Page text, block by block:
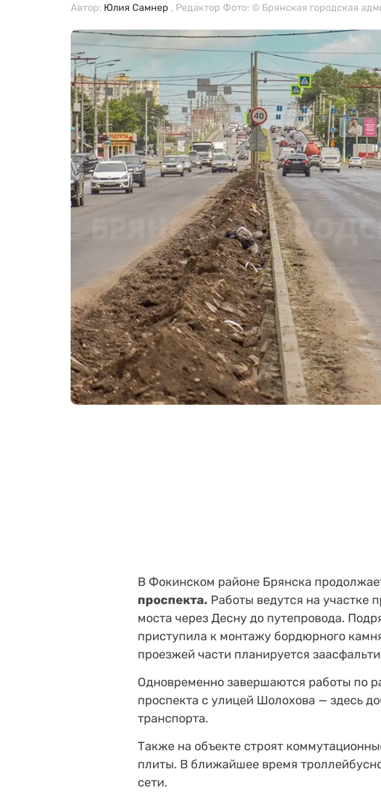
Автор: Юлия Самнер , Редактор Фото: © Брянская городская
В Фокинском районе Брянска
проспекта. Работы ведутся на участке
моста через Десну до путепровода.
приступила к монтажу бордюрного
проезжей части планируется
Одновременно завершаются работы по
проспекта с улицей Шолохова — здесь
транспорта.
Также на объекте строят
плиты. В ближайшее время
сети.